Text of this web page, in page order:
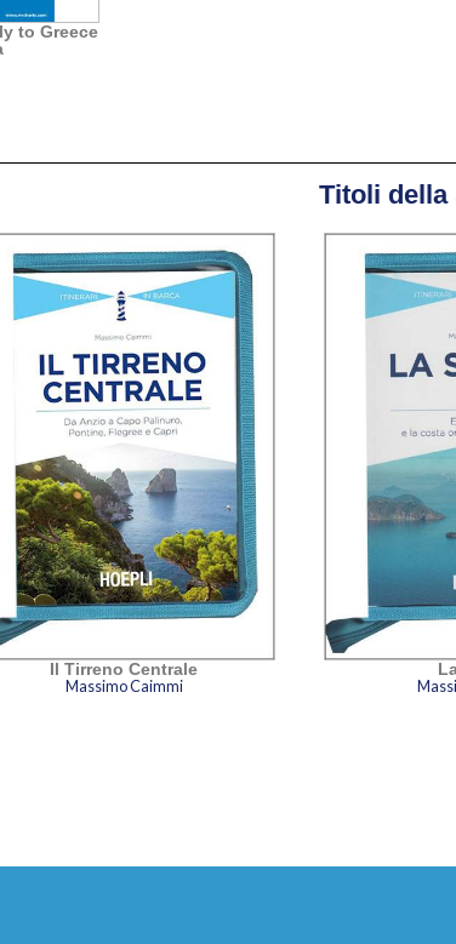
to Greece
Titoli della
Il Tirreno Centrale
Massimo Caimmi